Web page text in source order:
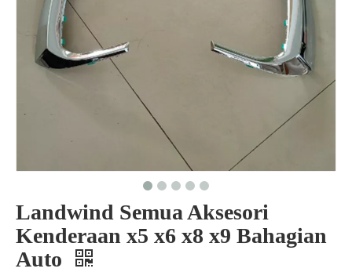
Landwind Semua Aksesori
Kenderaan x5 x6 x8 x9 Bahagian
Auto